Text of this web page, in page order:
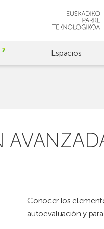
Espacios
Conocer los
autoevaluación y